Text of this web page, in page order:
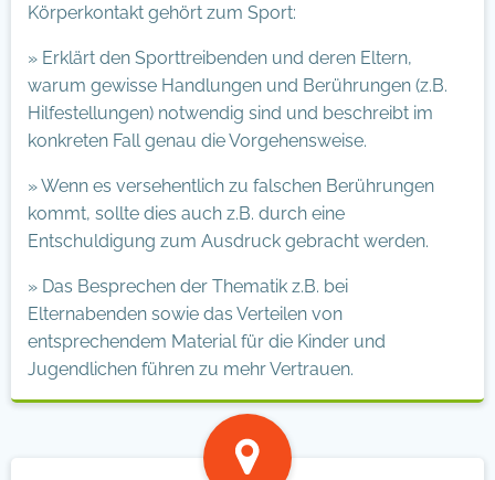
Körperkontakt gehört zum Sport:
» Erklärt den Sporttreibenden und deren Eltern,
warum gewisse Handlungen und Berührungen (z.B.
Hilfestellungen) notwendig sind und beschreibt im
konkreten Fall genau die Vorgehensweise.
» Wenn es versehentlich zu falschen Berührungen
kommt, sollte dies auch z.B. durch eine
Entschuldigung zum Ausdruck gebracht werden.
» Das Besprechen der Thematik z.B. bei
Elternabenden sowie das Verteilen von
entsprechendem Material für die Kinder und
Jugendlichen führen zu mehr Vertrauen.